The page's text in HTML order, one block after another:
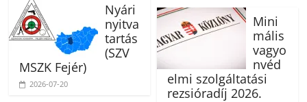
Nyári
nyitva
tartás
(SZV
MSZK Fejér)
2026-07-20
Mini
mális
vagyo
nvéd
elmi szolgáltatási
rezsióradíj 2026.